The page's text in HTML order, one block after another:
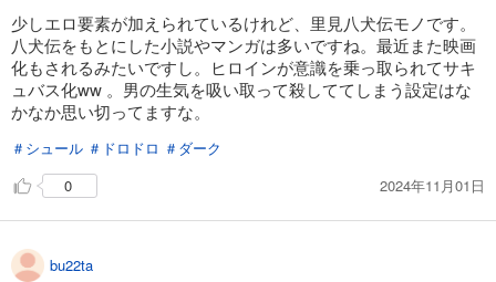
少しエロ要素が加えられているけれど、里見八犬伝モノです。
八犬伝をもとにした小説やマンガは多いですね。最近また映画
化もされるみたいですし。ヒロインが意識を乗っ取られてサキ
ュバス化ww 。男の生気を吸い取って殺しててしまう設定はな
かなか思い切ってますな。
＃シュール ＃ドロドロ ＃ダーク
0
2024年11月01日
bu22ta